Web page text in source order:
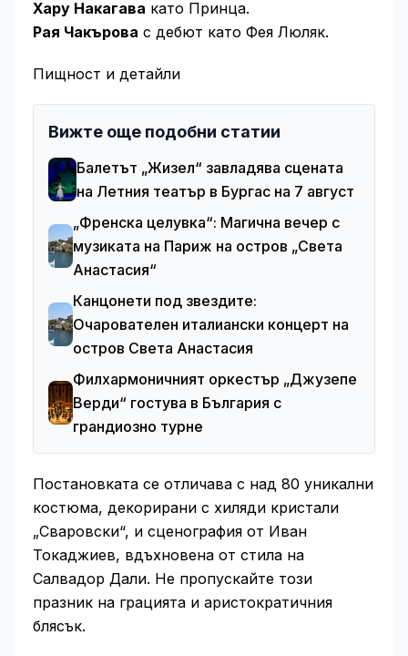
Хару Накагава като Принца.
Рая Чакърова с дебют като Фея Люляк.
Пищност и детайли
Вижте още подобни статии
Балетът „Жизел“ завладява сцената
на Летния театър в Бургас на 7 август
„Френска целувка“: Магична вечер с
музиката на Париж на остров „Света
Анастасия“
Канцонети под звездите:
Очарователен италиански концерт на
остров Света Анастасия
Филхармоничният оркестър „Джузепе
Верди“ гостува в България с
грандиозно турне
Постановката се отличава с над 80 уникални
костюма, декорирани с хиляди кристали
„Сваровски“, и сценография от Иван
Токаджиев, вдъхновена от стила на
Салвадор Дали. Не пропускайте този
празник на грацията и аристократичния
блясък.